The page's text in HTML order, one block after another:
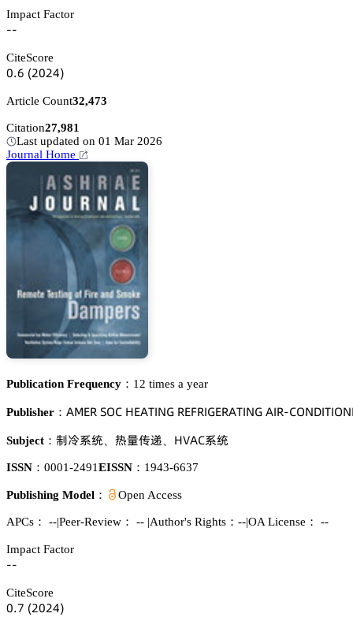
Impact Factor
--
CiteScore
蔡.炆 (缗蔡缗鋺)
Article Count32,473
Citation27,981
Last updated on 01 Mar 2026
Journal Home
Publication Frequency： 12 times a year
Publisher： 嵻胦乊葤 偌鵣。 㡶乊嵻穫喊沟佥 葤乊彦葤喊佥乊葤嵻穫喊沟佥 嵻喊葤-。鵣沟枀喊穫喊鵣
Subject： 嗭扁忚㬾 獠䪆卢㵀 㡶妯嵻。忚㬾
ISSN： 0001-2491EISSN： 1943-6637
Publishing Model： Open Access
APCs： --|Peer-Review： -- |Author's Rights：--|OA License： --
Impact Factor
--
CiteScore
蔡.篫 (缗蔡缗鋺)